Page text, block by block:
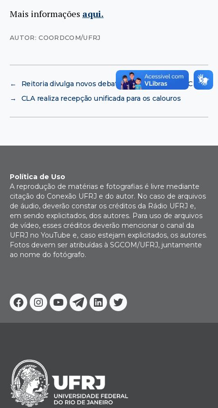
Mais informações aqui.
AUTOR: COORDCOM/UFRJ
←
Reitoria divulga novos debates sobre Ebserh/MEC
→
CLA realiza recepção unificada para os calouros
Facebook
Instagram
YoutubeTelegram
Linkedin
Twitter
Política de Uso
A reprodução de matérias e fotografias é livre mediante
citação do Conexão UFRJ e do autor. No caso de arquivos
de áudio, deverão constar os créditos da Rádio UFRJ e,
em sendo explicitados, dos autores. Para uso de arquivos
de vídeo, esses créditos deverão mencionar o canal da
UFRJ no YouTube e, caso estejam explicitados, os autores.
Fotos devem ser atribuídas à SGCOM/UFRJ, juntamente
ao nome do fotógrafo.